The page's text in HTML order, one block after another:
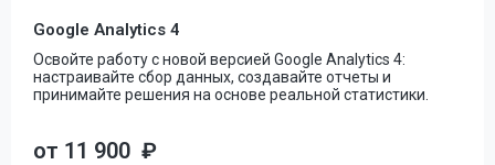
Google Analytics 4
Освойте работу с новой версией Google Analytics 4:
настраивайте сбор данных, создавайте отчеты и
принимайте решения на основе реальной статистики.
от 11 900 ₽